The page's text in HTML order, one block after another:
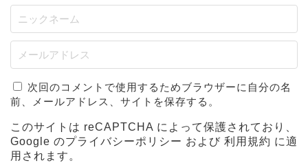
次回のコメントで使用するためブラウザーに自分の名
前、メールアドレス、サイトを保存する。
このサイトは reCAPTCHA によって保護されており、
Google のプライバシーポリシー および 利用規約 に適
用されます。